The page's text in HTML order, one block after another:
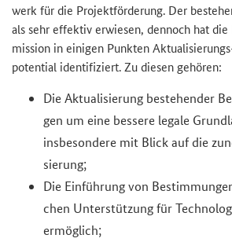
werk für die Pro­jekt­för­de­rung. Der
als sehr ef­fek­tiv er­wie­sen, den­noch hat
mis­si­on in ei­ni­gen Punk­ten
po­ten­ti­al iden­ti­fi­ziert. Zu die­sen ge­hö­ren:
Die Ak­tua­li­sie­rung be­stehen­der
gen um eine bes­se­re le­ga­le
ins­be­son­de­re mit Blick auf die
sie­rung;
Die Ein­füh­rung von
chen Un­ter­stüt­zung für
er­mög­lich;